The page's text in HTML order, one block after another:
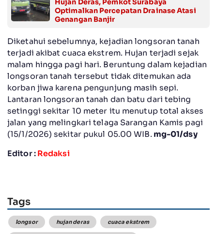
Hujan Deras, Pemkot Surabaya
Optimalkan Percepatan Drainase Atasi
Genangan Banjir
Diketahui sebelumnya, kejadian longsoran tanah
terjadi akibat cuaca ekstrem. Hujan terjadi sejak
malam hingga pagi hari. Beruntung dalam kejadian
longsoran tanah tersebut tidak ditemukan ada
korban jiwa karena pengunjung masih sepi.
Lantaran longsoran tanah dan batu dari tebing
setinggi sekitar 10 meter itu menutup total akses
jalan yang melingkari telaga Sarangan Kamis pagi
(15/1/2026) sekitar pukul 05.00 WIB. mg-01/dsy
Editor :Redaksi
Tags
longsor hujan deras cuaca ekstrem